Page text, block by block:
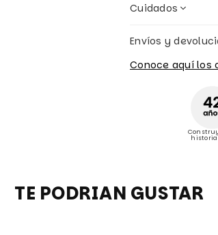
Cuidados
Envíos y
Conoce aquí los
historia
TE PODRIAN GUSTAR